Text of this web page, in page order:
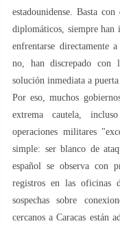
estadounidense. Basta
diplomáticos, siempre
enfrentarse directamente
no, han discrepado con
solución inmediata a puerta
Por eso, muchos
extrema cautela,
operaciones militares
simple: ser blanco de
español se observa con
registros en las oficinas
sospechas sobre
cercanos a Caracas están